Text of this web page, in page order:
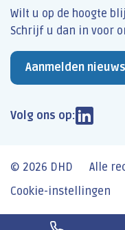
Wilt u op de hoogte
Schrijf u dan​ in voor
Aanmelden
Volg ons op:
© 2026 DHD
Alle
Cookie-instellingen